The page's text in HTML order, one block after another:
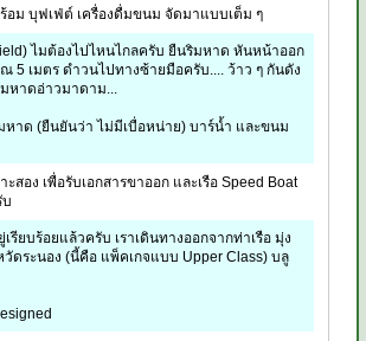
อม บุฟเฟ่ต์ เครื่องดื่มขนม จัดมาแบบเต็ม ๆ
ไมต้องไปไหนไกลครับ ยืนริมหาด หันหน้าออก
5 เมตร ดำวนไปทางซ้ายมือครับ.... ว้าว ๆ กันดัง
หาดอ่าวมาดาม...
หาด (ยืนยันว่า ไม่มีเบื่อหน่าย) บาร์น้ำ และขนม
ะสอง เพื่อรับเอกสารขาออก และเรือ Speed Boat
บ
รียบร้อยแล้วครับ เราเดินทางออกจากท่าเรือ มุ่ง
ดระนอง (นี้คือ แพ็คเกจแบบ Upper Class) บลู